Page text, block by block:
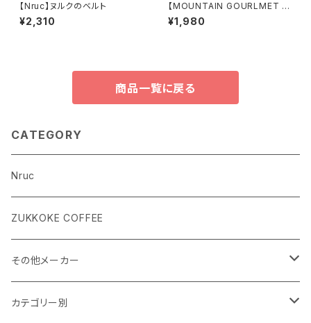
【Nruc】ヌルクのベルト
¥2,310
【MOUNTAIN GOURLMET L
AB.】タケノコと柑橘のグリーン
カレー （28年7月）
¥1,980
商品一覧に戻る
CATEGORY
Nruc
ZUKKOKE COFFEE
その他メーカー
ACLIMA
カテゴリー別